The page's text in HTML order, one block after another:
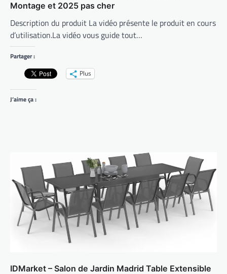
Montage et 2025 pas cher
Description du produit La vidéo présente le produit en cours
d’utilisation.La vidéo vous guide tout…
Partager :
Plus
J’aime ça :
IDMarket – Salon de Jardin Madrid Table Extensible